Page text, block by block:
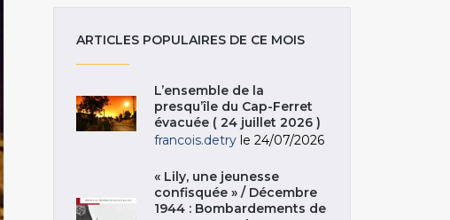
ARTICLES POPULAIRES DE CE MOIS
L’ensemble de la
presqu’île du Cap-Ferret
évacuée ( 24 juillet 2026 )
francois.detry le 24/07/2026
« Lily, une jeunesse
confisquée » / Décembre
1944 : Bombardements de